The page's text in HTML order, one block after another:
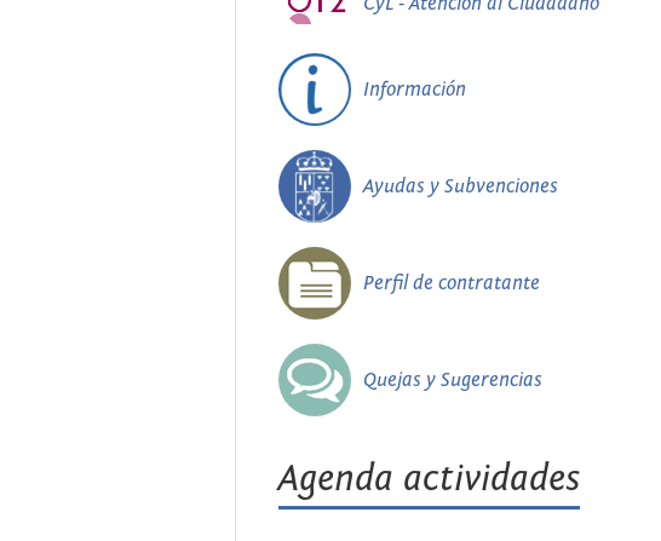
Información
Ayudas y Subvenciones
Perfil de contratante
Quejas y Sugerencias
Agenda actividades